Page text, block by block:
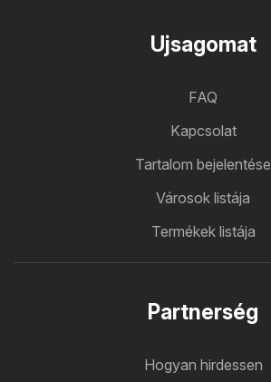
Ujsagomat
FAQ
Kapcsolat
Tartalom bejelentése
Városok listája
Termékek listája
Partnerség
Hogyan hirdessen